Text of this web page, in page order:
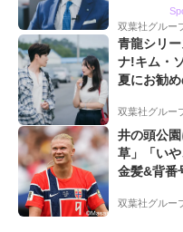
双葉社グルー
青龍シリ
ナ!キム・
夏にお勧
双葉社グルー
井の頭公
草」「い
金髪&背番
ー”映像が
双葉社グルー